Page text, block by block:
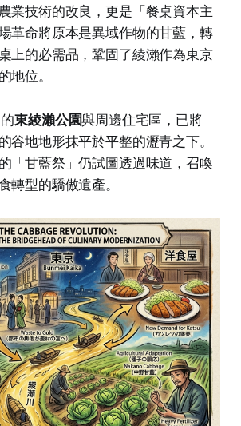
業技術的改良，更是「餐桌資本主
革命將原本是異域作物的甘藍，轉
上的必需品，鞏固了綾瀨作為東京
地位。
東綾瀨公園與周邊住宅區，已將
谷地地形抹平於平整的瀝青之下。
「甘藍祭」仍試圖透過味道，召喚
轉型的驕傲遺產。